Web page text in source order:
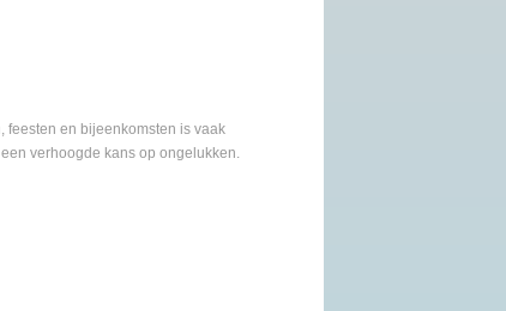
feesten en bijeenkomsten is vaak
verhoogde kans op ongelukken.